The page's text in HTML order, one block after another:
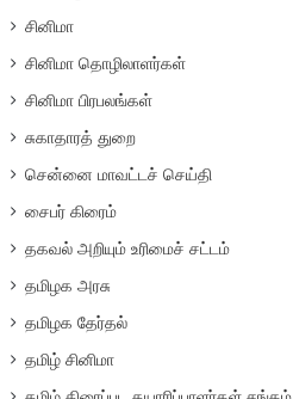
சினிமா
சினிமா தொழிலாளர்கள்
சினிமா பிரபலங்கள்
சுகாதாரத் துறை
சென்னை மாவட்டச் செய்தி
சைபர் கிரைம்
தகவல் அறியும் உரிமைச் சட்டம்
தமிழக அரசு
தமிழக தேர்தல்
தமிழ் சினிமா